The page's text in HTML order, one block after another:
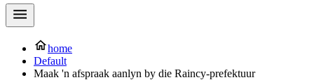
home
Default
Maak 'n afspraak aanlyn by die Raincy-prefektuur